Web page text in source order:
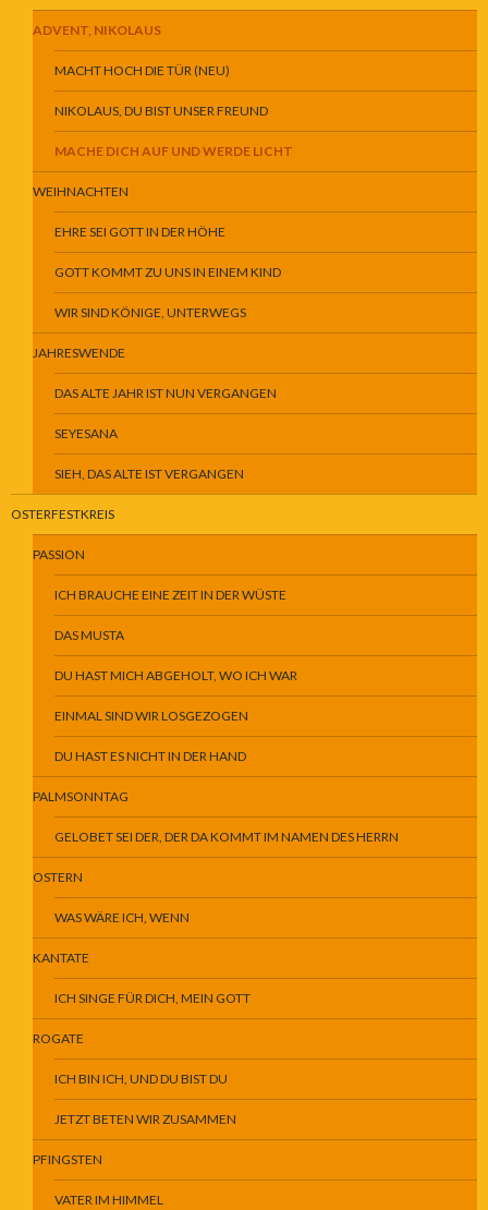
ADVENT, NIKOLAUS
MACHT HOCH DIE TÜR (NEU)
NIKOLAUS, DU BIST UNSER FREUND
MACHE DICH AUF UND WERDE LICHT
WEIHNACHTEN
EHRE SEI GOTT IN DER HÖHE
GOTT KOMMT ZU UNS IN EINEM KIND
WIR SIND KÖNIGE, UNTERWEGS
JAHRESWENDE
DAS ALTE JAHR IST NUN VERGANGEN
SEYESANA
SIEH, DAS ALTE IST VERGANGEN
OSTERFESTKREIS
PASSION
ICH BRAUCHE EINE ZEIT IN DER WÜSTE
DAS MUSTA
DU HAST MICH ABGEHOLT, WO ICH WAR
EINMAL SIND WIR LOSGEZOGEN
DU HAST ES NICHT IN DER HAND
PALMSONNTAG
GELOBET SEI DER, DER DA KOMMT IM NAMEN DES HERRN
OSTERN
WAS WÄRE ICH, WENN
KANTATE
ICH SINGE FÜR DICH, MEIN GOTT
ROGATE
ICH BIN ICH, UND DU BIST DU
JETZT BETEN WIR ZUSAMMEN
PFINGSTEN
VATER IM HIMMEL